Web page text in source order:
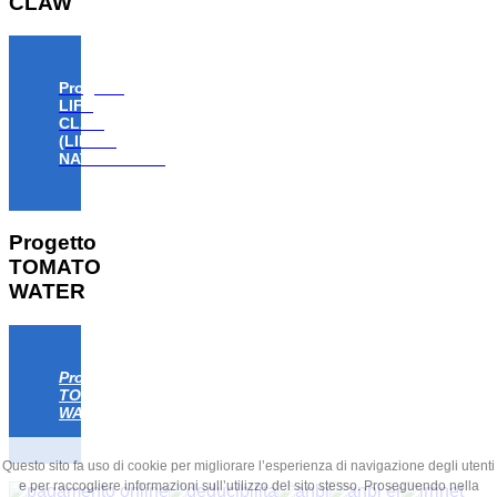
Progetto
LIFE
CLAW
(LIFE18
NAT/IT/000806)
Progetto
TOMATO
WATER
Progetto
TOMATO
WATER
Questo sito fa uso di cookie per migliorare l’esperienza di navigazione degli utenti
e per raccogliere informazioni sull’utilizzo del sito stesso. Proseguendo nella